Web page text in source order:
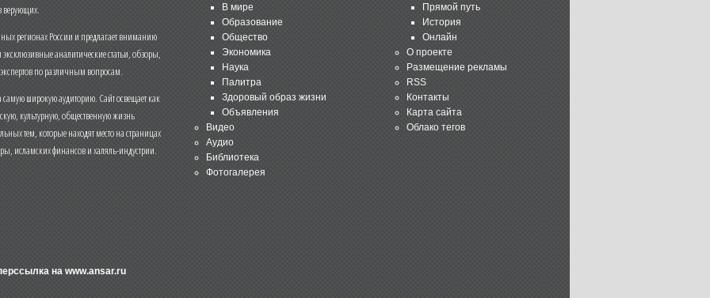
регионах России и предлагает вниманию
аналитические статьи, обзоры,
по различным вопросам.
широкую аудиторию. Сайт освещает как
культурную, общественную жизнь
тем, которые находят место на страницах
исламских финансов и халяль-индустрии.
на www.ansar.ru
В мире
Образование
Общество
Экономика
Наука
Палитра
Здоровый образ жизни
Объявления
Видео
Аудио
Библиотека
Фотогалерея
Прямой путь
История
Онлайн
О проекте
Размещение рекламы
RSS
Контакты
Карта сайта
Облако тегов